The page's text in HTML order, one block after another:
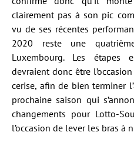
clairement pas à son pic
vu de ses récentes
2020 reste une
Luxembourg. Les étapes
devraient donc être
cerise, afin de bien terminer
prochaine saison qui
changements pour Lotto-
l’occasion de lever les bras à